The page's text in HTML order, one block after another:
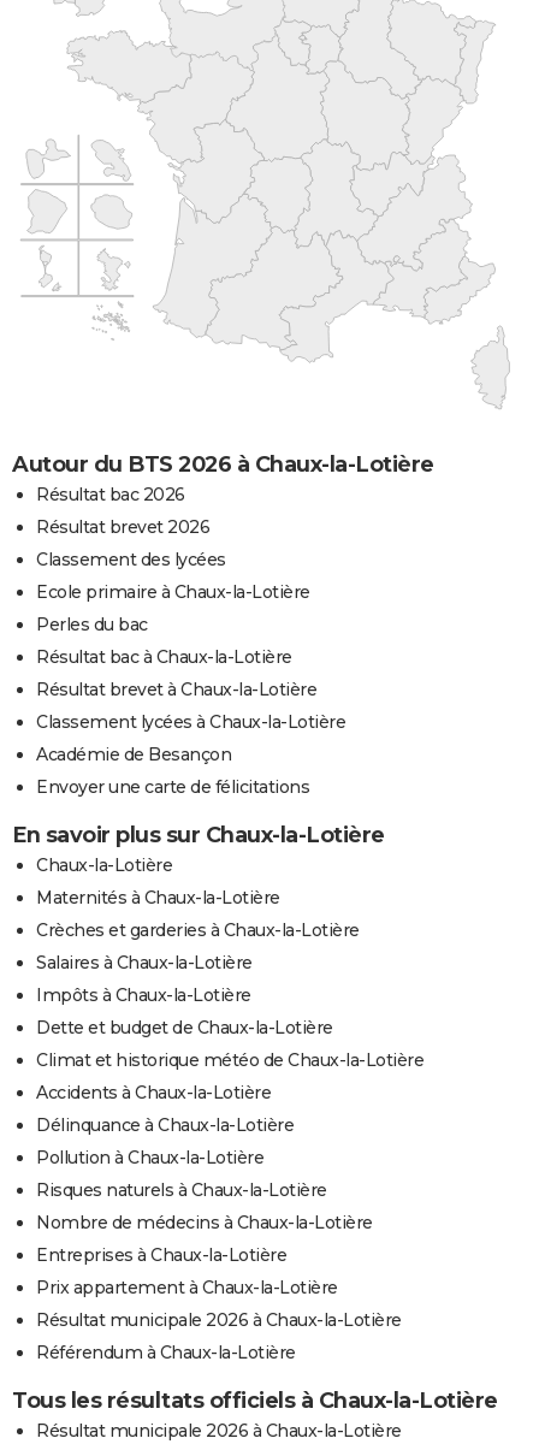
Autour du BTS 2026 à Chaux-la-Lotière
Résultat bac 2026
Résultat brevet 2026
Classement des lycées
Ecole primaire à Chaux-la-Lotière
Perles du bac
Résultat bac à Chaux-la-Lotière
Résultat brevet à Chaux-la-Lotière
Classement lycées à Chaux-la-Lotière
Académie de Besançon
Envoyer une carte de félicitations
En savoir plus sur Chaux-la-Lotière
Chaux-la-Lotière
Maternités à Chaux-la-Lotière
Crèches et garderies à Chaux-la-Lotière
Salaires à Chaux-la-Lotière
Impôts à Chaux-la-Lotière
Dette et budget de Chaux-la-Lotière
Climat et historique météo de Chaux-la-Lotière
Accidents à Chaux-la-Lotière
Délinquance à Chaux-la-Lotière
Pollution à Chaux-la-Lotière
Risques naturels à Chaux-la-Lotière
Nombre de médecins à Chaux-la-Lotière
Entreprises à Chaux-la-Lotière
Prix appartement à Chaux-la-Lotière
Résultat municipale 2026 à Chaux-la-Lotière
Référendum à Chaux-la-Lotière
Tous les résultats officiels à Chaux-la-Lotière
Résultat municipale 2026 à Chaux-la-Lotière